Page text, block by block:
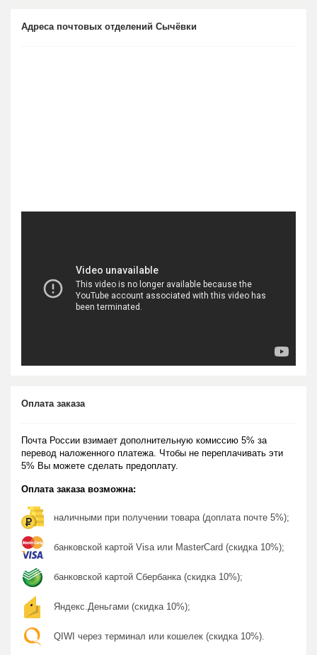
Адреса почтовых отделений Сычёвки
Оплата заказа
Почта России взимает дополнительную комиссию 5% за
перевод наложенного платежа. Чтобы не переплачивать эти
5% Вы можете сделать предоплату.
Оплата заказа возможна:
наличными при получении товара (доплата почте 5%);
банковской картой Visa или MasterCard (скидка 10%);
банковской картой Сбербанка (скидка 10%);
Яндекс.Деньгами (скидка 10%);
QIWI через терминал или кошелек (скидка 10%).